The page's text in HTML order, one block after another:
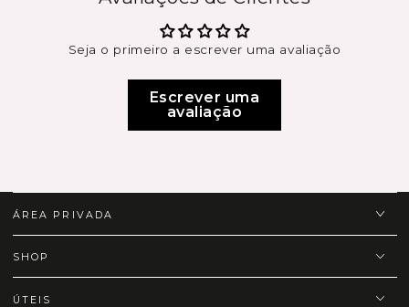
Seja o primeiro a escrever uma avaliação
Escrever uma
avaliação
ÁREA PRIVADA
SHOP
ÚTEIS